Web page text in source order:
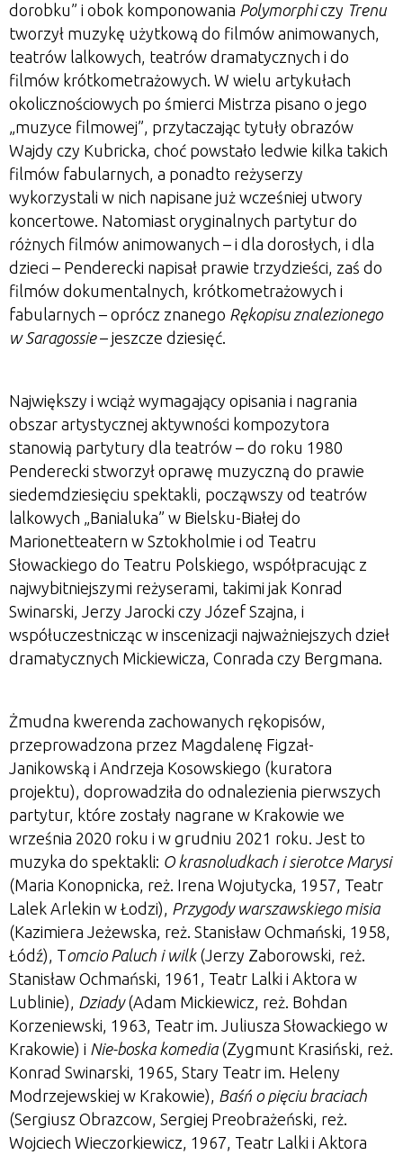
dorobku” i obok komponowania Polymorphiczy Trenu
tworzył muzykę użytkową do filmów animowanych,
teatrów lalkowych, teatrów dramatycznych i do
filmów krótkometrażowych. W wielu artykułach
okolicznościowych po śmierci Mistrza pisano o jego
„muzyce filmowej”, przytaczając tytuły obrazów
Wajdy czy Kubricka, choć powstało ledwie kilka takich
filmów fabularnych, a ponadto reżyserzy
wykorzystali w nich napisane już wcześniej utwory
koncertowe. Natomiast oryginalnych partytur do
różnych filmów animowanych – i dla dorosłych, i dla
dzieci – Penderecki napisał prawie trzydzieści, zaś do
filmów dokumentalnych, krótkometrażowych i
fabularnych – oprócz znanego Rękopisu znalezionego
w Saragossie– jeszcze dziesięć.
Największy i wciąż wymagający opisania i nagrania
obszar artystycznej aktywności kompozytora
stanowią partytury dla teatrów – do roku 1980
Penderecki stworzył oprawę muzyczną do prawie
siedemdziesięciu spektakli, począwszy od teatrów
lalkowych „Banialuka” w Bielsku-Białej do
Marionetteatern w Sztokholmie i od Teatru
Słowackiego do Teatru Polskiego, współpracując z
najwybitniejszymi reżyserami, takimi jak Konrad
Swinarski, Jerzy Jarocki czy Józef Szajna, i
współuczestnicząc w inscenizacji najważniejszych dzieł
dramatycznych Mickiewicza, Conrada czy Bergmana.
Żmudna kwerenda zachowanych rękopisów,
przeprowadzona przez Magdalenę Figzał-
Janikowską i Andrzeja Kosowskiego (kuratora
projektu), doprowadziła do odnalezienia pierwszych
partytur, które zostały nagrane w Krakowie we
września 2020 roku i w grudniu 2021 roku. Jest to
muzyka do spektakli: O krasnoludkach i sierotce Marysi
(Maria Konopnicka, reż. Irena Wojutycka, 1957, Teatr
Lalek Arlekin w Łodzi), Przygody warszawskiego misia
(Kazimiera Jeżewska, reż. Stanisław Ochmański, 1958,
Łódź), Tomcio Paluch i wilk(Jerzy Zaborowski, reż.
Stanisław Ochmański, 1961, Teatr Lalki i Aktora w
Lublinie), Dziady(Adam Mickiewicz, reż. Bohdan
Korzeniewski, 1963, Teatr im. Juliusza Słowackiego w
Krakowie) i Nie-boska komedia(Zygmunt Krasiński, reż.
Konrad Swinarski, 1965, Stary Teatr im. Heleny
Modrzejewskiej w Krakowie), Baśń o pięciu braciach
(Sergiusz Obrazcow, Sergiej Preobrażeński, reż.
Wojciech Wieczorkiewicz, 1967, Teatr Lalki i Aktora